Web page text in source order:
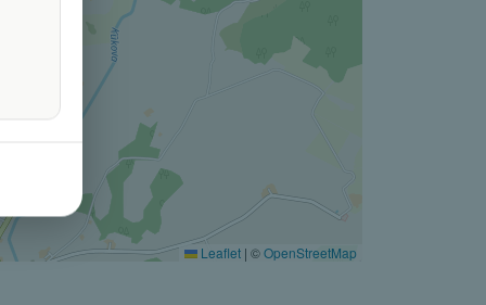
Leaflet | ©OpenStreetMap